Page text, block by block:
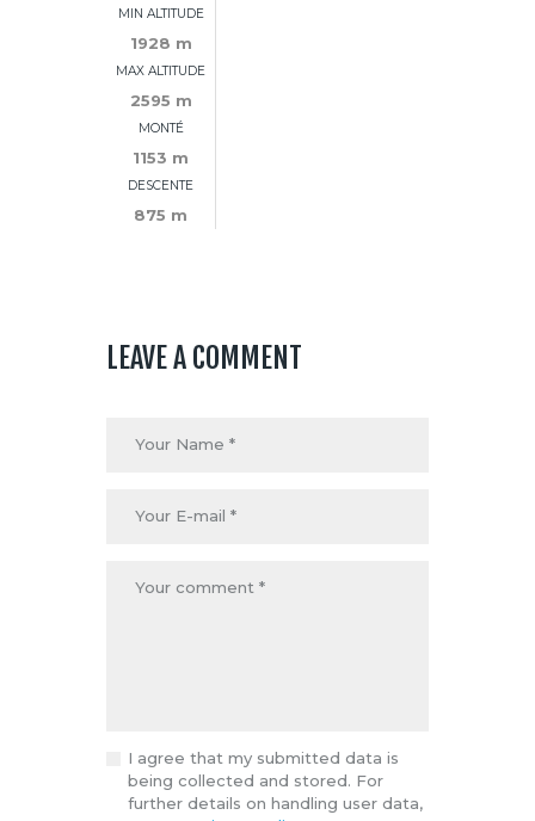
MIN ALTITUDE
1928 m
MAX ALTITUDE
2595 m
MONTÉ
1153 m
DESCENTE
875 m
LEAVE A COMMENT
I agree that my submitted data is
being collected and stored. For
further details on handling user data,